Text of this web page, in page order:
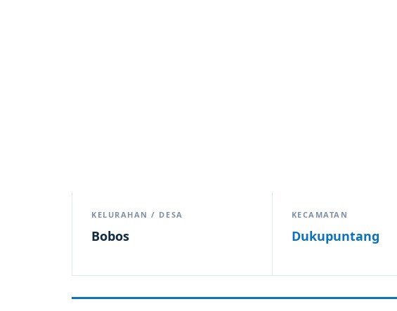
KELURAHAN / DESA
Bobos
KECAMATAN
Dukupuntang